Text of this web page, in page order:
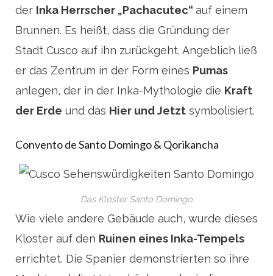
der Inka Herrscher „Pachacutec“ auf einem
Brunnen. Es heißt, dass die Gründung der
Stadt Cusco auf ihn zurückgeht. Angeblich ließ
er das Zentrum in der Form eines Pumas
anlegen, der in der Inka-Mythologie die Kraft
der Erde und das Hier und Jetzt symbolisiert.
Convento de Santo Domingo & Qorikancha
Das Kloster Santo Domingo
Wie viele andere Gebäude auch, wurde dieses
Kloster auf den Ruinen eines Inka-Tempels
errichtet. Die Spanier demonstrierten so ihre